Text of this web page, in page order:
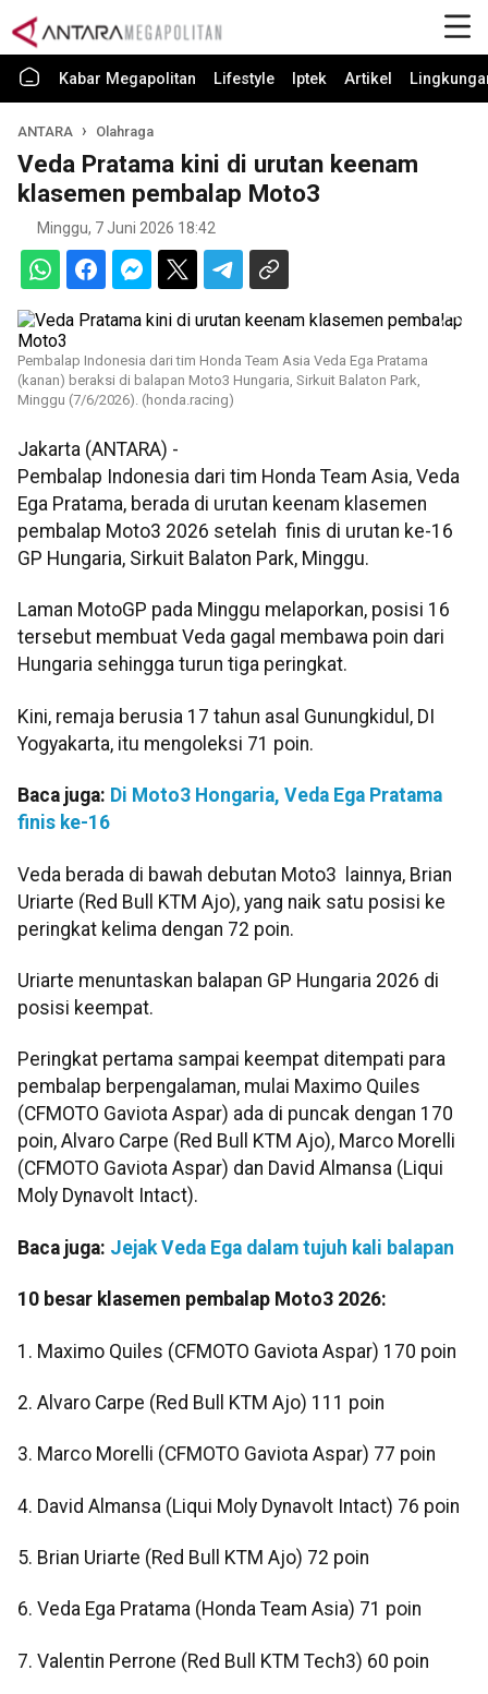
Kabar Megapolitan Lifestyle Iptek Artikel
ANTARA Olahraga
Veda Pratama kini di urutan keenam
klasemen pembalap Moto3
Minggu, 7 Juni 2026 18:42
Pembalap Indonesia dari tim Honda Team Asia Veda Ega Pratama
(kanan) beraksi di balapan Moto3 Hungaria, Sirkuit Balaton Park,
Minggu (7/6/2026). (honda.racing)
Jakarta (ANTARA) -
Pembalap Indonesia dari tim Honda Team Asia, Veda
Ega Pratama, berada di urutan keenam klasemen
pembalap Moto3 2026 setelah finis di urutan ke-16
GP Hungaria, Sirkuit Balaton Park, Minggu.
Laman MotoGP pada Minggu melaporkan, posisi 16
tersebut membuat Veda gagal membawa poin dari
Hungaria sehingga turun tiga peringkat.
Kini, remaja berusia 17 tahun asal Gunungkidul, DI
Yogyakarta, itu mengoleksi 71 poin.
Baca juga: Di Moto3 Hongaria, Veda Ega Pratama
finis ke-16
Veda berada di bawah debutan Moto3 lainnya, Brian
Uriarte (Red Bull KTM Ajo), yang naik satu posisi ke
peringkat kelima dengan 72 poin.
Uriarte menuntaskan balapan GP Hungaria 2026 di
posisi keempat.
Peringkat pertama sampai keempat ditempati para
pembalap berpengalaman, mulai Maximo Quiles
(CFMOTO Gaviota Aspar) ada di puncak dengan 170
poin, Alvaro Carpe (Red Bull KTM Ajo), Marco Morelli
(CFMOTO Gaviota Aspar) dan David Almansa (Liqui
Moly Dynavolt Intact).
Baca juga: Jejak Veda Ega dalam tujuh kali balapan
10 besar klasemen pembalap Moto3 2026:
1. Maximo Quiles (CFMOTO Gaviota Aspar) 170 poin
2. Alvaro Carpe (Red Bull KTM Ajo) 111 poin
3. Marco Morelli (CFMOTO Gaviota Aspar) 77 poin
4. David Almansa (Liqui Moly Dynavolt Intact) 76 poin
5. Brian Uriarte (Red Bull KTM Ajo) 72 poin
6. Veda Ega Pratama (Honda Team Asia) 71 poin
7. Valentin Perrone (Red Bull KTM Tech3) 60 poin